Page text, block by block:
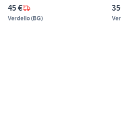
45 €
Verdello(BG)